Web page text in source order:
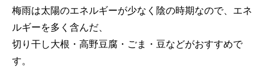
梅雨は太陽のエネルギーが少なく陰の時期なので、エネ
ルギーを多く含んだ、
切り干し大根・高野豆腐・ごま・豆などがおすすめで
す。